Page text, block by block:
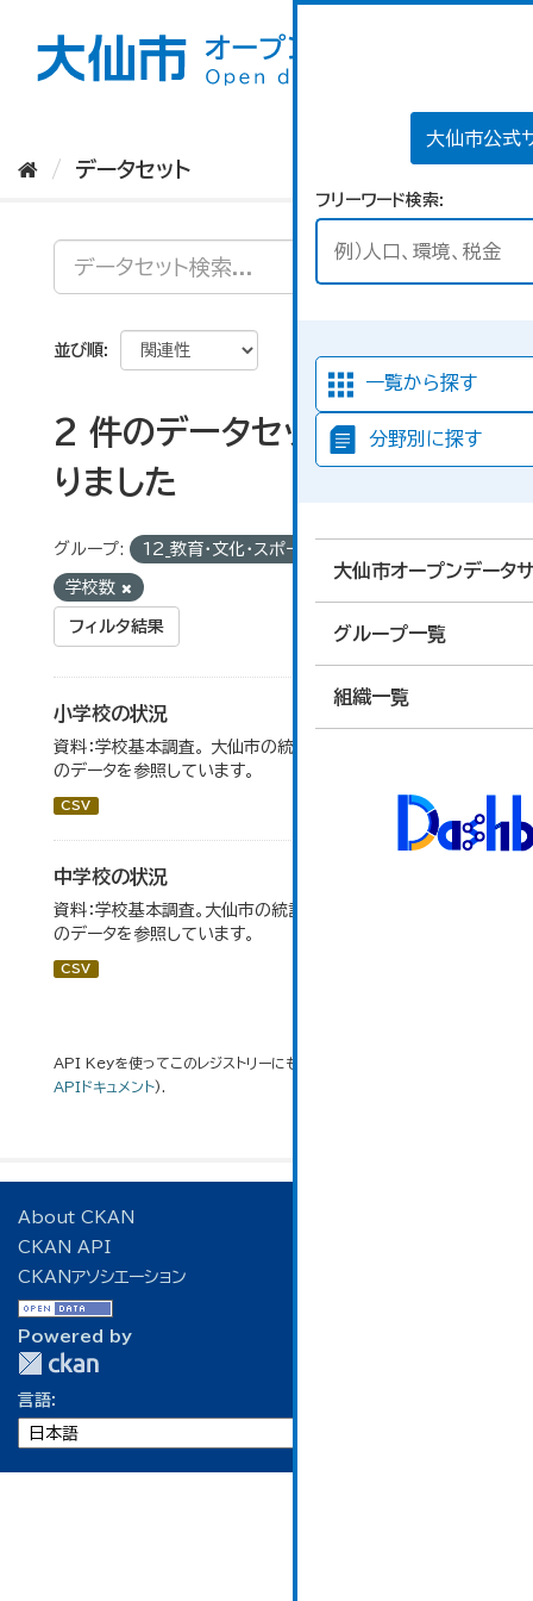
大仙市公式
フリーワード検索
一覧から探す
分野別に探す
大仙市オープンデータ
グループ一覧
組織一覧
データセット
並び順
2 件のデータセットが見つか
りました
グループ: 12_教育・文化・スポーツ・生活
学校数
フィルタ結果
小学校の状況
資料：学校基本調査。 大仙市の統計「14-3 小学校の状況」
のデータを参照しています。
CSV
中学校の状況
資料：学校基本調査。大仙市の統計「14-5 中学校の状況」
のデータを参照しています。
CSV
API Keyを使ってこのレジストリーにもアクセス可能です
APIドキュメント).
About CKAN
CKAN API
CKANアソシエーション
Powered by
言語